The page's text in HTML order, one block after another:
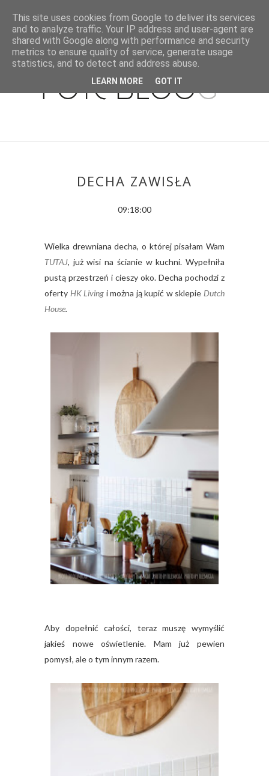
DECHA ZAWISŁA
09:18:00
Wielka drewniana decha, o której pisałam Wam
TUTAJ, już wisi na ścianie w kuchni. Wypełniła
pustą przestrzeń i cieszy oko. Decha pochodzi z
oferty HK Living i można ją kupić w sklepie Dutch
House.
Aby dopełnić całości, teraz muszę wymyślić
jakieś nowe oświetlenie. Mam już pewien
pomysł, ale o tym innym razem.
This site uses cookies from Google to deliver its services
and to analyze traffic. Your IP address and user-agent are
shared with Google along with performance and security
metrics to ensure quality of service, generate usage
statistics, and to detect and address abuse.
LEARN MORE GOT IT